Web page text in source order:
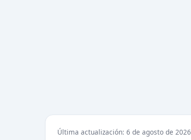
Última actualización: 6 de agosto de 2026